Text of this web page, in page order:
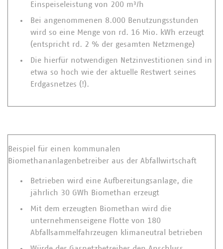
Einspeiseleistung von 200 m³/h
Bei angenommenen 8.000 Benutzungsstunden
wird so eine Menge von rd. 16 Mio. kWh erzeugt
(entspricht rd. 2 % der gesamten Netzmenge)
Die hierfür notwendigen Netzinvestitionen sind in
etwa so hoch wie der aktuelle Restwert seines
Erdgasnetzes (!).
Beispiel für einen kommunalen
Biomethananlagenbetreiber aus der Abfallwirtschaft
Betrieben wird eine Aufbereitungsanlage, die
jährlich 30 GWh Biomethan erzeugt
Mit dem erzeugten Biomethan wird die
unternehmenseigene Flotte von 180
Abfallsammelfahrzeugen klimaneutral betrieben